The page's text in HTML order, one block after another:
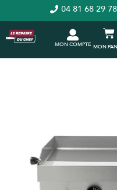
04 81 68 29 78
MON COMPTE